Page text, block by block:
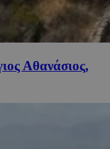
Αθανάσιος,